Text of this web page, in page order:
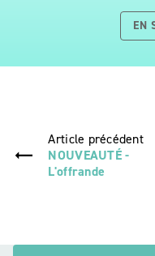
EN
Article précédent
NOUVEAUTÉ -
L'offrande